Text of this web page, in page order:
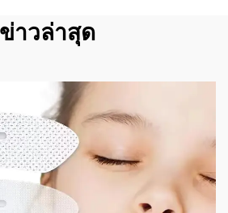
ข่าวล่าสุด